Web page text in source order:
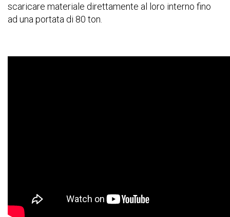
scaricare materiale direttamente al loro interno fino
ad una portata di 80 ton.